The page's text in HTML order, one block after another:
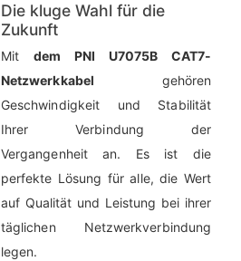
Die kluge Wahl für die
Zukunft
Mit dem PNI U7075B CAT7-
Netzwerkkabel gehören
Geschwindigkeit und Stabilität
Ihrer Verbindung der
Vergangenheit an. Es ist die
perfekte Lösung für alle, die Wert
auf Qualität und Leistung bei ihrer
täglichen Netzwerkverbindung
legen.